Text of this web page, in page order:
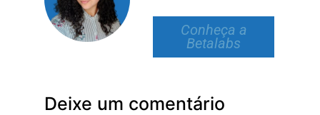
Conheça a
Betalabs
Deixe um comentário